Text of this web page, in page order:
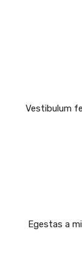
Vestibulum
Egestas a